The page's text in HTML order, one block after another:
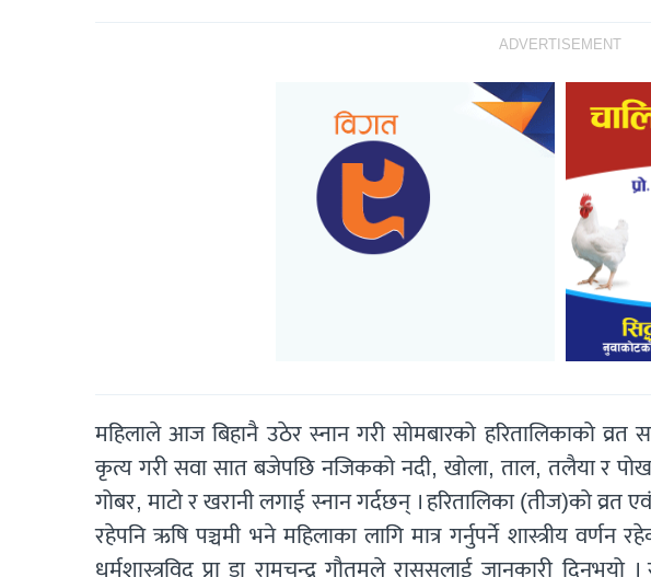
ADVERTISEMENT
महिलाले आज बिहानै उठेर स्नान गरी सोमबारको हरितालिकाको व्रत
कृत्य गरी सवा सात बजेपछि नजिकको नदी, खोला, ताल, तलैया र
गोबर, माटो र खरानी लगाई स्नान गर्दछन् । हरितालिका (तीज)को
रहेपनि ऋषि पञ्चमी भने महिलाका लागि मात्र गर्नुपर्ने शास्त्रीय वर्णन